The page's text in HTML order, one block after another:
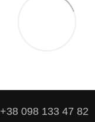
+38 098 133 47 82